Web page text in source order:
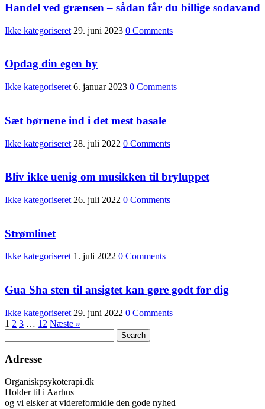
Handel ved grænsen – sådan får du billige sodavand
Ikke kategoriseret 29. juni 2023 0 Comments
Opdag din egen by
Ikke kategoriseret 6. januar 2023 0 Comments
Sæt børnene ind i det mest basale
Ikke kategoriseret 28. juli 2022 0 Comments
Bliv ikke uenig om musikken til bryluppet
Ikke kategoriseret 26. juli 2022 0 Comments
Strømlinet
Ikke kategoriseret 1. juli 2022 0 Comments
Gua Sha sten til ansigtet kan gøre godt for dig
Ikke kategoriseret 29. juni 2022 0 Comments
1 2 3 … 12 Næste »
Adresse
Organiskpsykoterapi.dk
Holder til i Aarhus
og vi elsker at videreformidle den gode nyhed